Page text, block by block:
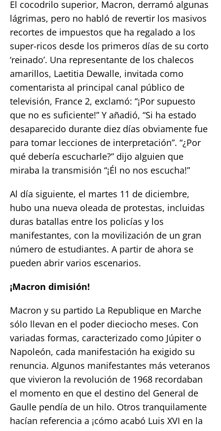
El cocodrilo superior, Macron, derramó algunas
lágrimas, pero no habló de revertir los masivos
recortes de impuestos que ha regalado a los
super-ricos desde los primeros días de su corto
‘reinado’. Una representante de los chalecos
amarillos, Laetitia Dewalle, invitada como
comentarista al principal canal público de
televisión, France 2, exclamó: “¡Por supuesto
que no es suficiente!” Y añadió, “Si ha estado
desaparecido durante diez días obviamente fue
para tomar lecciones de interpretación”. “¿Por
qué debería escucharle?” dijo alguien que
miraba la transmisión “¡Él no nos escucha!”
Al día siguiente, el martes 11 de diciembre,
hubo una nueva oleada de protestas, incluidas
duras batallas entre los policías y los
manifestantes, con la movilización de un gran
número de estudiantes. A partir de ahora se
pueden abrir varios escenarios.
¡Macron dimisión!
Macron y su partido La Republique en Marche
sólo llevan en el poder dieciocho meses. Con
variadas formas, caracterizado como Júpiter o
Napoleón, cada manifestación ha exigido su
renuncia. Algunos manifestantes más veteranos
que vivieron la revolución de 1968 recordaban
el momento en que el destino del General de
Gaulle pendía de un hilo. Otros tranquilamente
hacían referencia a ¡cómo acabó Luis XVI en la